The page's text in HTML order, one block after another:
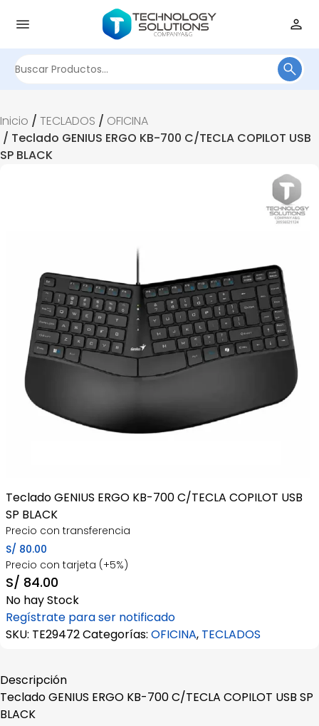
Inicio / TECLADOS / OFICINA
/ Teclado GENIUS ERGO KB-700 C/TECLA COPILOT USB
SP BLACK
Teclado GENIUS ERGO KB-700 C/TECLA COPILOT USB
SP BLACK
Precio con transferencia
S/ 80.00
Precio con tarjeta (+5%)
S/ 84.00
No hay Stock
Regístrate para ser notificado
SKU: TE29472Categorías: OFICINA, TECLADOS
Descripción
Teclado GENIUS ERGO KB-700 C/TECLA COPILOT USB SP
BLACK